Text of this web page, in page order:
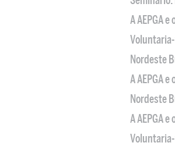
A AEPGA
Nordeste
A AEPGA
Nordeste
A AEPGA